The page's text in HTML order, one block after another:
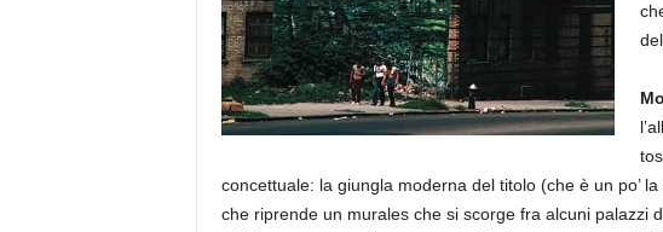
concettuale: la giungla moderna del titolo (che è un po’
che riprende un murales che si scorge fra alcuni palazzi